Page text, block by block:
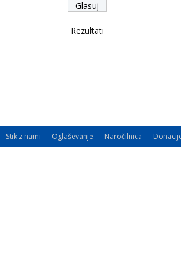
Rezultati
Stik z nami Oglaševanje Naročilnica